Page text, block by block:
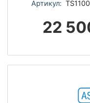
Артикул:
22